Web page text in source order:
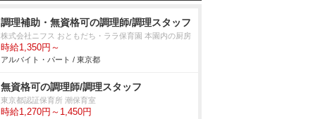
調理補助・無資格可の調理師/調理スタッフ
株式会社ニフス おともだち・ララ保育園 本園内の厨房
時給1,350円～
アルバイト・パート / 東京都
無資格可の調理師/調理スタッフ
東京都認証保育所 潮保育室
時給1,270円～1,450円